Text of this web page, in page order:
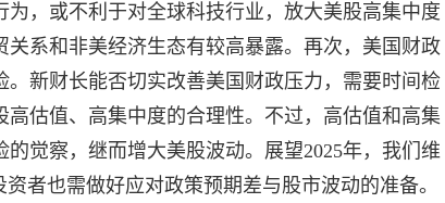
，或不利于对全球科技行业，放大美股高集中度
系和非美经济生态有较高暴露。再次，美国财政
新财长能否切实改善美国财政压力，需要时间检
估值、高集中度的合理性。不过，高估值和高集
觉察，继而增大美股波动。展望2025年，我们维
者也需做好应对政策预期差与股市波动的准备。